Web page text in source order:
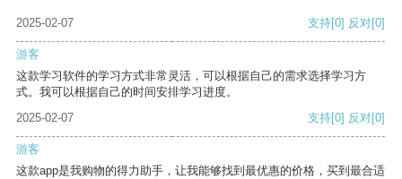
2025-02-07 支持[0] 反对[0]
游客
这款学习软件的学习方式非常灵活，可以根据自己的需求选择学习方
式。我可以根据自己的时间安排学习进度。
2025-02-07
支持[0] 反对[0]
游客
这款app是我购物的得力助手，让我能够找到最优惠的价格，买到最合适